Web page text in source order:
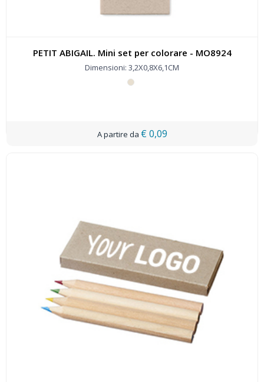
PETIT ABIGAIL. Mini set per colorare - MO8924
Dimensioni: 3,2X0,8X6,1CM
€ 0,09